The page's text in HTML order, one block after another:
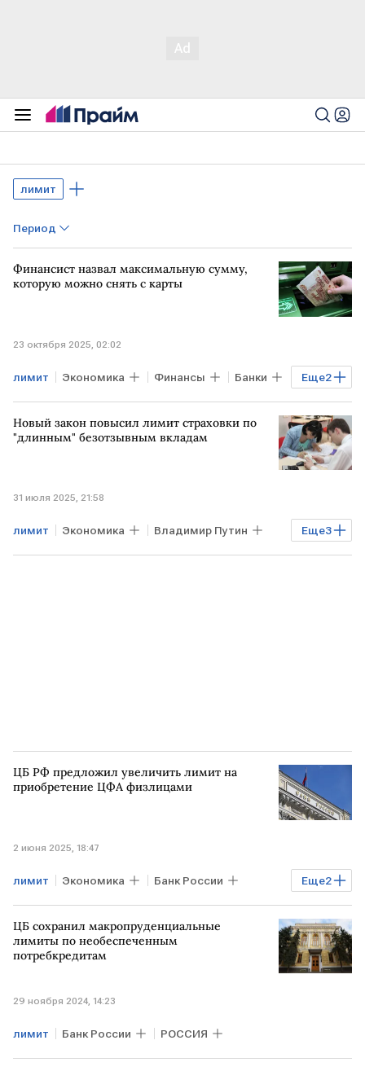
лимит
Период
Финансист назвал максимальную сумму,
которую можно снять с карты
23 октября 2025, 02:02
Еще2
лимит Экономика Финансы Банки
банковская карта снятие наличных
Новый закон повысил лимит страховки по
"длинным" безотзывным вкладам
31 июля 2025, 21:58
Еще3
лимит Экономика Владимир Путин
закон страховка
ЦБ РФ предложил увеличить лимит на
приобретение ЦФА физлицами
2 июня 2025, 18:47
Еще2
лимит Экономика Банк России
ЦФА физлица
ЦБ сохранил макропруденциальные
лимиты по необеспеченным
потребкредитам
29 ноября 2024, 14:23
лимит Банк России РОССИЯ